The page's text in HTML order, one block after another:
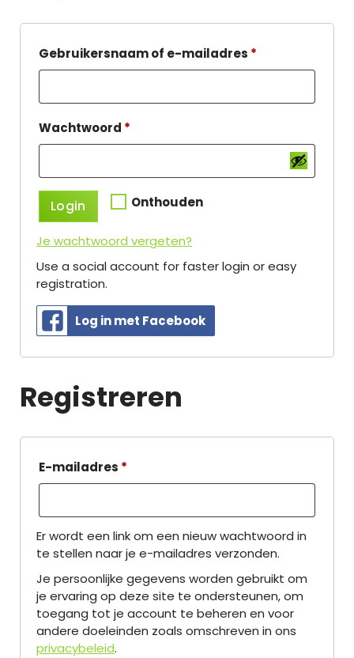
Gebruikersnaam of e-mailadres *
r
i
Wachtwoord *
r
e
s
t
Onthouden
Login
Je wachtwoord vergeten?
Use a social account for faster login or easy
registration.
Log in met Facebook
Registreren
E-mailadres *
r
e
i
s
t
Er wordt een link om een nieuw wachtwoord in
te stellen naar je e-mailadres verzonden.
Je persoonlijke gegevens worden gebruikt om
je ervaring op deze site te ondersteunen, om
toegang tot je account te beheren en voor
andere doeleinden zoals omschreven in ons
privacybeleid.